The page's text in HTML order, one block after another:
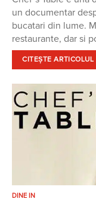
un documentar
bucatari din lume.
restaurante, dar si
CITEȘTE ARTICOLUL
DINE IN